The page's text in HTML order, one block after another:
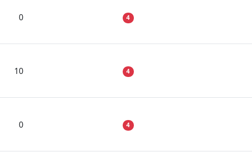
0 4
10 4
0 4